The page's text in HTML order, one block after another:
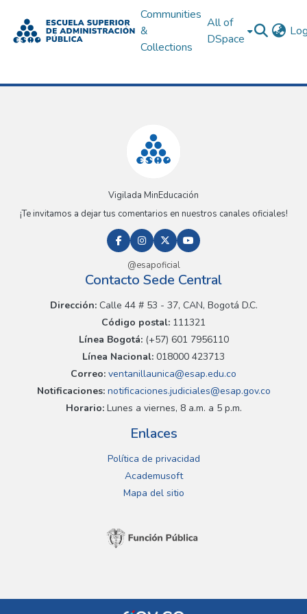
Communities
&
Collections
All of
DSpace
Vigilada MinEducación
¡Te invitamos a dejar tus comentarios en nuestros canales oficiales!
@esapoficial
Contacto Sede Central
Dirección:Calle 44 # 53 - 37, CAN, Bogotá D.C.
Código postal: 111321
Línea Bogotá:(+57) 601 7956110
Línea Nacional: 018000 423713
Correo: ventanillaunica@esap.edu.co
Notificaciones:notificaciones.judiciales@esap.gov.co
Horario:Lunes a viernes, 8 a.m. a 5 p.m.
Enlaces
Política de privacidad
Academusoft
Mapa del sitio